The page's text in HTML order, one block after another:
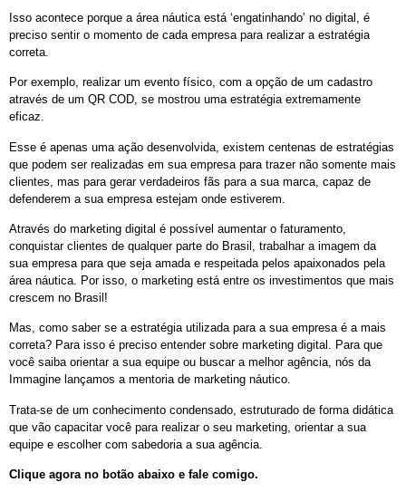
Isso acontece porque a área náutica está ‘engatinhando’ no digital, é
preciso sentir o momento de cada empresa para realizar a estratégia
correta.
Por exemplo, realizar um evento físico, com a opção de um cadastro
através de um QR COD, se mostrou uma estratégia extremamente
eficaz.
Esse é apenas uma ação desenvolvida, existem centenas de estratégias
que podem ser realizadas em sua empresa para trazer não somente mais
clientes, mas para gerar verdadeiros fãs para a sua marca, capaz de
defenderem a sua empresa estejam onde estiverem.
Através do marketing digital é possível aumentar o faturamento,
conquistar clientes de qualquer parte do Brasil, trabalhar a imagem da
sua empresa para que seja amada e respeitada pelos apaixonados pela
área náutica. Por isso, o marketing está entre os investimentos que mais
crescem no Brasil!
Mas, como saber se a estratégia utilizada para a sua empresa é a mais
correta? Para isso é preciso entender sobre marketing digital. Para que
você saiba orientar a sua equipe ou buscar a melhor agência, nós da
Immagine lançamos a mentoria de marketing náutico.
Trata-se de um conhecimento condensado, estruturado de forma didática
que vão capacitar você para realizar o seu marketing, orientar a sua
equipe e escolher com sabedoria a sua agência.
Clique agora no botão abaixo e fale comigo.